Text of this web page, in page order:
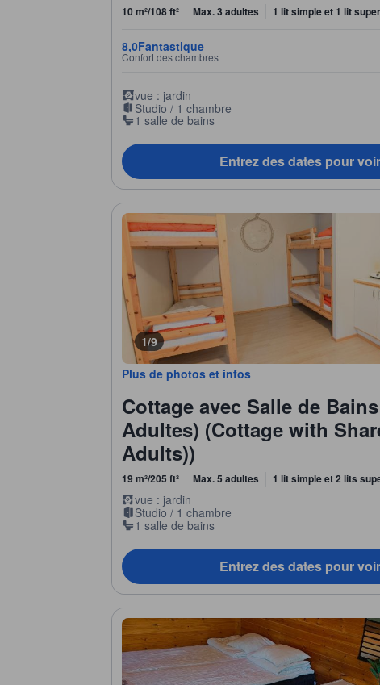
10 m²/108 ft² Max. 3 adultes 1 lit simple et 1 lit
8,0Fantastique
Confort des chambres
vue : jardin
Studio / 1 chambre
1 salle de bains
Entrez des dates pour
1/9
Plus de photos et infos
Cottage avec Salle de
Adultes) (Cottage with
Adults))
19 m²/205 ft² Max. 5 adultes 1 lit simple et 2 lits
vue : jardin
Studio / 1 chambre
1 salle de bains
Entrez des dates pour